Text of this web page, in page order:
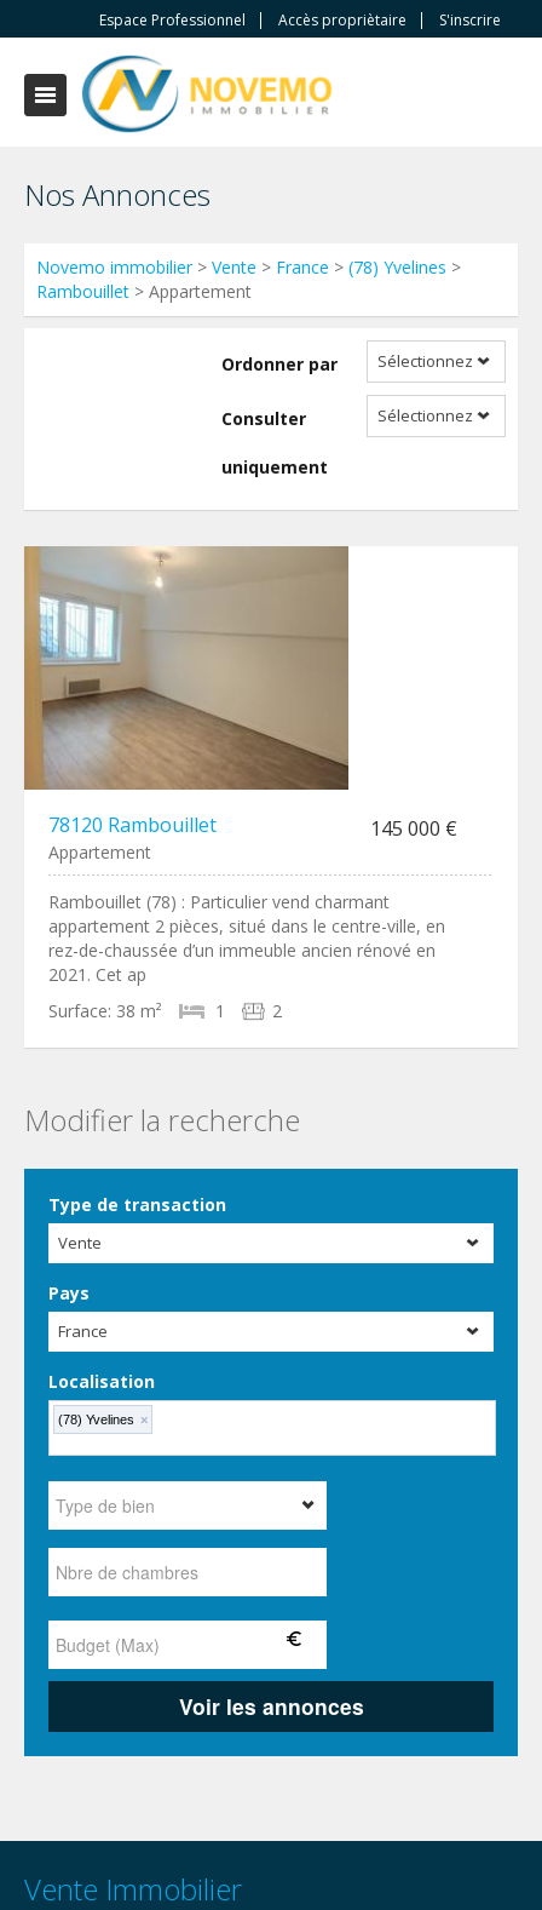
Espace Professionnel Accès propriètaire S'inscrire
Nos Annonces
Novemo immobilier> Vente > France > (78) Yvelines >
Rambouillet > Appartement
Ordonner par Sélectionnez
Consulter
uniquement
Sélectionnez
78120 Rambouillet 145 000 €
Appartement
Rambouillet (78) : Particulier vend charmant
appartement 2 pièces, situé dans le centre-ville, en
rez-de-chaussée d’un immeuble ancien rénové en
2021. Cet ap
Surface: 38 m² 1 2
Modifier la recherche
Type de transaction
Vente
Pays
France
Localisation
(78) Yvelines ×
Vente Immobilier